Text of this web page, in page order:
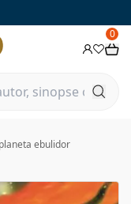
0
ebulidor